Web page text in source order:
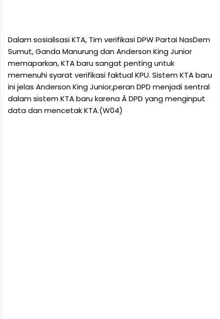
Dalam sosialisasi KTA, Tim verifikasi DPW Partai NasDem
Sumut, Ganda Manurung dan Anderson King Junior
memaparkan, KTA baru sangat penting untuk
memenuhi syarat verifikasi faktual KPU. Sistem KTA baru
ini jelas Anderson King Junior,peran DPD menjadi sentral
dalam sistem KTA baru karena Â DPD yang menginput
data dan mencetak KTA.(W04)